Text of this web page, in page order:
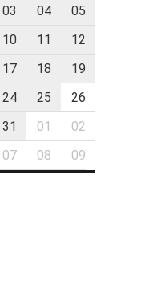
03 04
05
10 11
12
17 18
19
24 25
26
31 01
02
07 08 09